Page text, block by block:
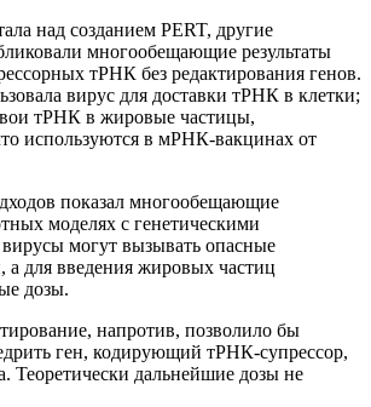
над созданием PERT, другие
многообещающие результаты
тРНК без редактирования генов.
вирус для доставки тРНК в клетки;
тРНК в жировые частицы,
используются в мРНК-вакцинах от
показал многообещающие
моделях с генетическими
могут вызывать опасные
для введения жировых частиц
дозы.
напротив, позволило бы
ген, кодирующий тРНК-супрессор,
Теоретически дальнейшие дозы не